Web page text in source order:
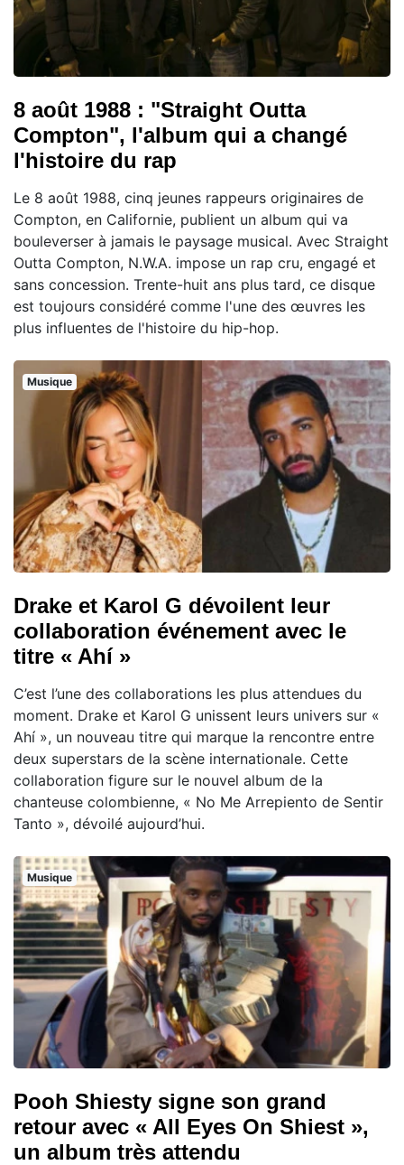
8 août 1988 : "Straight Outta
Compton", l'album qui a changé
l'histoire du rap
Le 8 août 1988, cinq jeunes rappeurs originaires de
Compton, en Californie, publient un album qui va
bouleverser à jamais le paysage musical. Avec Straight
Outta Compton, N.W.A. impose un rap cru, engagé et
sans concession. Trente-huit ans plus tard, ce disque
est toujours considéré comme l'une des œuvres les
plus influentes de l'histoire du hip-hop.
Musique
Drake et Karol G dévoilent leur
collaboration événement avec le
titre « Ahí »
C’est l’une des collaborations les plus attendues du
moment. Drake et Karol G unissent leurs univers sur «
Ahí », un nouveau titre qui marque la rencontre entre
deux superstars de la scène internationale. Cette
collaboration figure sur le nouvel album de la
chanteuse colombienne, « No Me Arrepiento de Sentir
Tanto », dévoilé aujourd’hui.
Musique
Pooh Shiesty signe son grand
retour avec « All Eyes On Shiest »,
un album très attendu